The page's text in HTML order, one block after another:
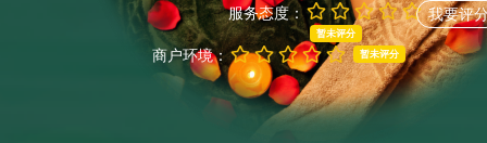
服务态度：
暂未评分
商户环境： 暂未评分
我要评